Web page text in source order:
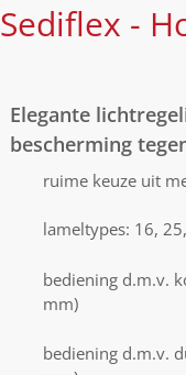
Sediflex -
Elegante
bescherming
ruime keuze uit
lameltypes: 16,
bediening d.m.v.
mm)
bediening d.m.v.